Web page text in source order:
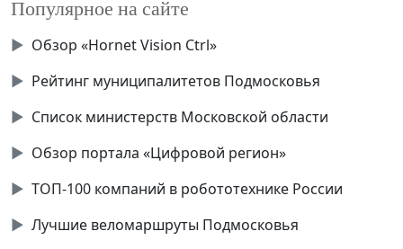
Популярное на сайте
▶ Обзор «Hornet Vision Ctrl»
▶ Рейтинг муниципалитетов Подмосковья
▶ Список министерств Московской области
▶ Обзор портала «Цифровой регион»
▶ ТОП-100 компаний в робототехнике России
▶ Лучшие веломаршруты Подмосковья